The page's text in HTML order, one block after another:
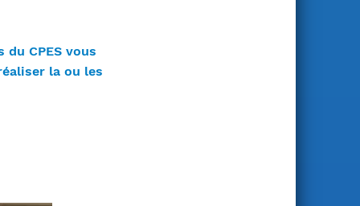
CPES vous
la ou les